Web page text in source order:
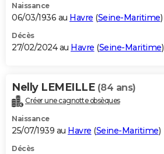
Naissance
06/03/1936 au Havre (Seine-Maritime)
Décès
27/02/2024 au Havre (Seine-Maritime)
Nelly LEMEILLE (84 ans)
Créer une cagnotte obsèques
Naissance
25/07/1939 au Havre (Seine-Maritime)
Décès